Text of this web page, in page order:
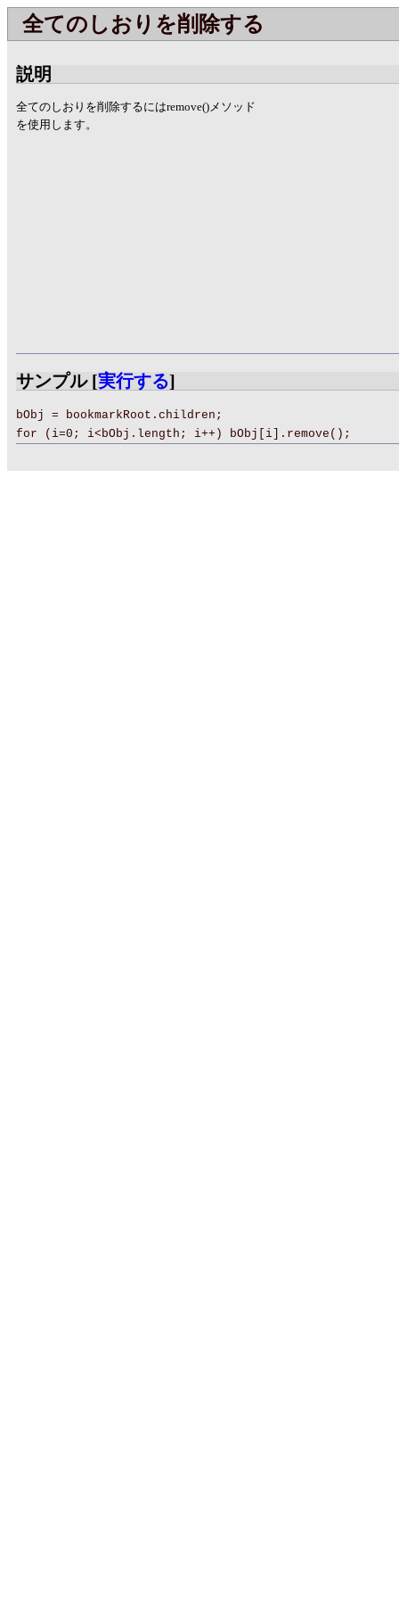
全てのしおりを削除する
説明
全てのしおりを削除するにはremove()メソッド
を使用します。
サンプル [実行する]
bObj = bookmarkRoot.children;
for (i=0; i<bObj.length; i++) bObj[i].remove();